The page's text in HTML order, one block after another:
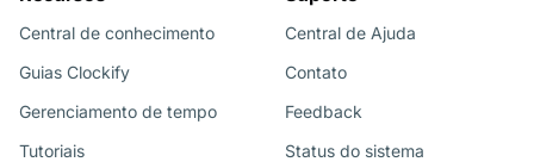
Central de conhecimento
Guias Clockify
Gerenciamento de tempo
Tutoriais
Central de Ajuda
Contato
Feedback
Status do sistema